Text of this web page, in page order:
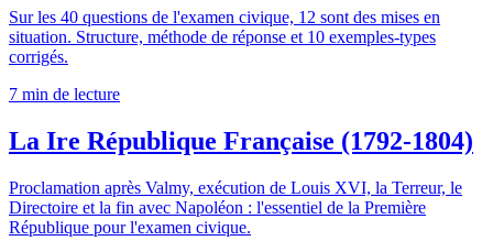
Sur les 40 questions de l'examen civique, 12 sont des mises en
situation. Structure, méthode de réponse et 10 exemples-types
corrigés.
7 min de lecture
La Ire République Française (1792-1804)
Proclamation après Valmy, exécution de Louis XVI, la Terreur, le
Directoire et la fin avec Napoléon : l'essentiel de la Première
République pour l'examen civique.